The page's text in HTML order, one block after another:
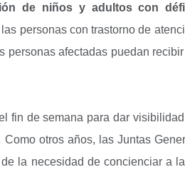
de niños y adultos con
personas con trastorno de
personas afectadas puedan
fin de semana para dar visibilidad
otros años, las Juntas
la necesidad de concienciar a